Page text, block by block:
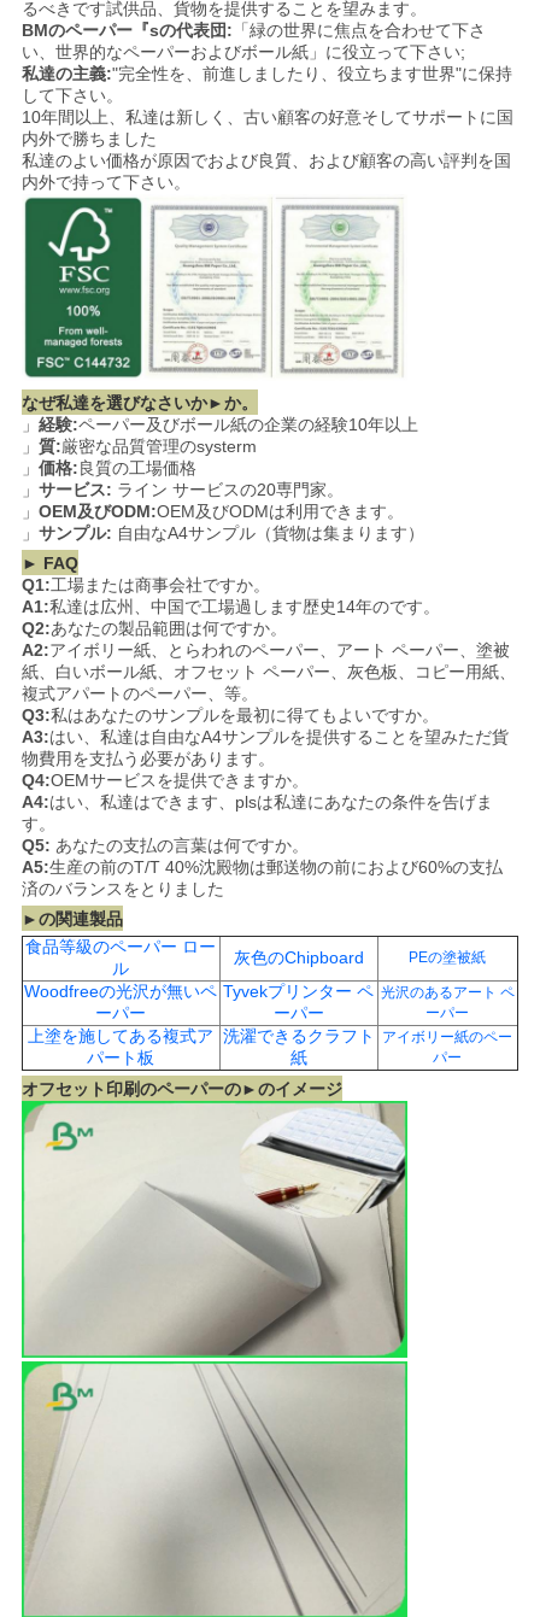
るべきです試供品、貨物を提供することを望みます。
BMのペーパー『sの代表団: 「緑の世界に焦点を合わせて下さ
い、世界的なペーパーおよびボール紙」に役立って下さい;
私達の主義:"完全性を、前進しましたり、役立ちます世界"に保持
して下さい。
10年間以上、私達は新しく、古い顧客の好意そしてサポートに国
内外で勝ちました
私達のよい価格が原因でおよび良質、および顧客の高い評判を国
内外で持って下さい。
なぜ私達を選びなさいか►か。
」 経験:ペーパー及びボール紙の企業の経験10年以上
」 質:厳密な品質管理のsysterm
」 価格:良質の工場価格
」 サービス: ライン サービスの20専門家。
」 OEM及びODM:OEM及びODMは利用できます。
」 サンプル: 自由なA4サンプル（貨物は集まります）
► FAQ
Q1:工場または商事会社ですか。
A1:私達は広州、中国で工場過します歴史14年のです。
Q2:あなたの製品範囲は何ですか。
A2:アイボリー紙、とらわれのペーパー、アート ペーパー、塗被
紙、白いボール紙、オフセット ペーパー、灰色板、コピー用紙、
複式アパートのペーパー、等。
Q3:私はあなたのサンプルを最初に得てもよいですか。
A3:はい、私達は自由なA4サンプルを提供することを望みただ貨
物費用を支払う必要があります。
Q4:OEMサービスを提供できますか。
A4:はい、私達はできます、plsは私達にあなたの条件を告げま
す。
Q5: あなたの支払の言葉は何ですか。
A5:生産の前のT/T 40%沈殿物は郵送物の前におよび60%の支払
済のバランスをとりました
►の関連製品
食品等級のペーパー ロー
ル
灰色のChipboard PEの塗被紙
Woodfreeの光沢が無いペ
ーパー
Tyvekプリンター ペ
ーパー
光沢のあるアート ペ
ーパー
上塗を施してある複式ア
パート板
洗濯できるクラフト
紙
アイボリー紙のペー
パー
オフセット印刷のペーパーの►のイメージ